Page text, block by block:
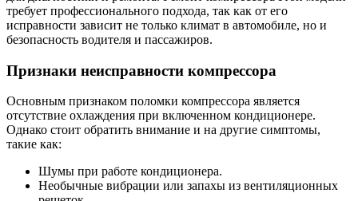
требует профессионального подхода, так как от его
исправности зависит не только климат в автомобиле, но и
безопасность водителя и пассажиров.
Признаки неисправности компрессора
Основным признаком поломки компрессора является
отсутствие охлаждения при включенном кондиционере.
Однако стоит обратить внимание и на другие симптомы,
такие как:
Шумы при работе кондиционера.
Необычные вибрации или запахы из вентиляционных